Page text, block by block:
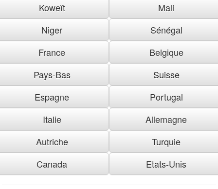
Koweït
Mali
Niger
Sénégal
France
Belgique
Pays-Bas
Suisse
Espagne
Portugal
Italie
Allemagne
Autriche
Turquie
Canada
Etats-Unis